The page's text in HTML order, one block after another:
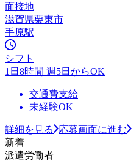
面接地
滋賀県栗東市
手原駅
シフト
1日8時間 週5日からOK
交通費支給
未経験OK
詳細を見る
応募画面に進む
新着
派遣労働者